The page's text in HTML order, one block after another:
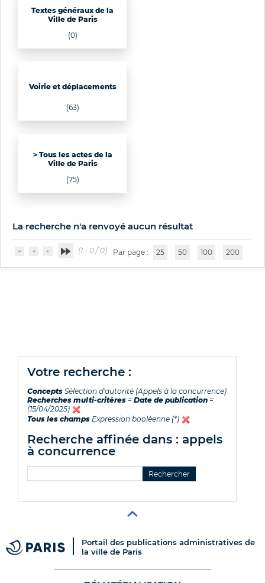
Textes généraux de la
Ville de Paris
(0)
Voirie et déplacements
(63)
> Tous les actes de la
Ville de Paris
(75)
La recherche n'a renvoyé aucun résultat
(1 - 0 / 0) Par page : 25 50 100 200
votre recherche :
Concepts Sélection d'autorité (Appels à la concurrence)
Recherches multi-critères = Date de publication =
(15/04/2025)
Tous les champs Expression booléenne (*)
recherche affinée dans : appels
à concurrence
Portail des publications administratives de
la ville de Paris